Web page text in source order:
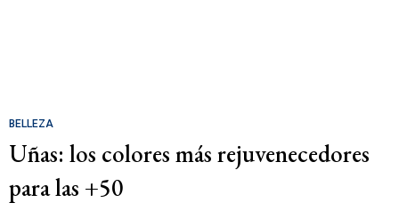
BELLEZA
Uñas: los colores más rejuvenecedores
para las +50